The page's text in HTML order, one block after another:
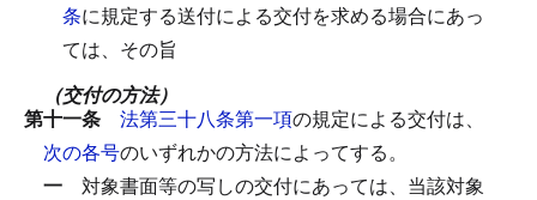
条に規定する送付による交付を求める場合にあっ
ては、その旨
（交付の方法）
第十一条 法第三十八条第一項の規定による交付は、
次の各号のいずれかの方法によってする。
一 対象書面等の写しの交付にあっては、当該対象